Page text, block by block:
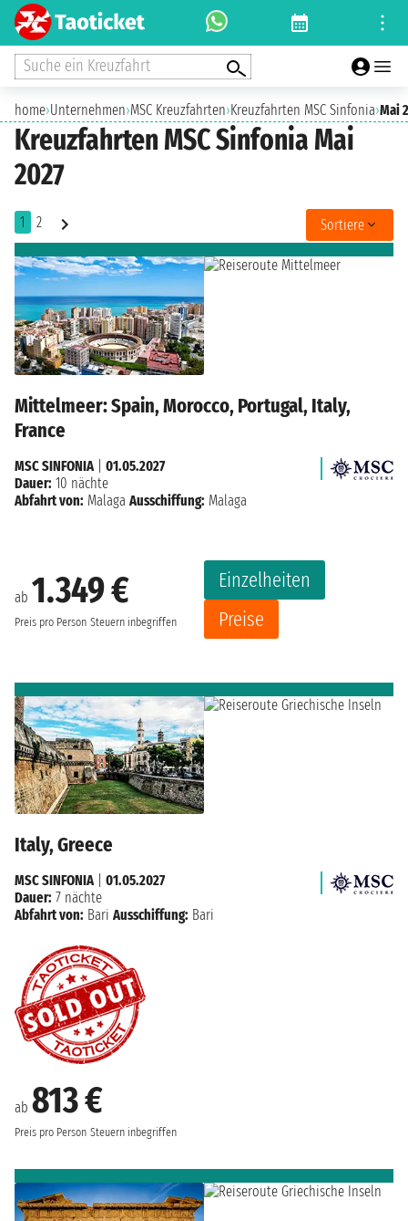
Suche ein Kreuzfahrt
home›Unternehmen›MSC Kreuzfahrten›Kreuzfahrten MSC Sinfonia›Mai
Kreuzfahrten MSC Sinfonia Mai
2027
1 2 Sortiere
Mittelmeer: Spain, Morocco, Portugal, Italy,
France
ab 1.349 €
Preis pro Person Steuern inbegriffen
Einzelheiten
Preise
MSC SINFONIA
01.05.2027
Dauer: 10 nächte
Abfahrt von: Malaga Ausschiffung: Malaga
Italy, Greece
ab 813 €
Preis pro Person Steuern inbegriffen
MSC SINFONIA| 01.05.2027
Dauer: 7 nächte
Abfahrt von: Bari Ausschiffung: Bari